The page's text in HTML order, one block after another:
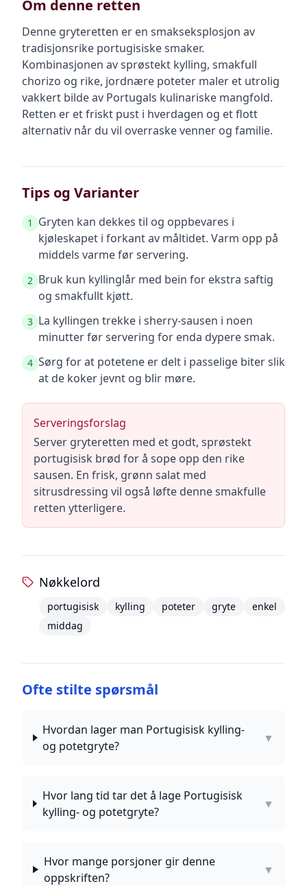
Om denne retten
Denne gryteretten er en smakseksplosjon av
tradisjonsrike portugisiske smaker.
Kombinasjonen av sprøstekt kylling, smakfull
chorizo og rike, jordnære poteter maler et utrolig
vakkert bilde av Portugals kulinariske mangfold.
Retten er et friskt pust i hverdagen og et flott
alternativ når du vil overraske venner og familie.
Tips og Varianter
1
Gryten kan dekkes til og oppbevares i
kjøleskapet i forkant av måltidet. Varm opp på
middels varme før servering.
2 Bruk kun kyllinglår med bein for ekstra saftig
og smakfullt kjøtt.
3 La kyllingen trekke i sherry-sausen i noen
minutter før servering for enda dypere smak.
4 Sørg for at potetene er delt i passelige biter slik
at de koker jevnt og blir møre.
Serveringsforslag
Server gryteretten med et godt, sprøstekt
portugisisk brød for å sope opp den rike
sausen. En frisk, grønn salat med
sitrusdressing vil også løfte denne smakfulle
retten ytterligere.
Nøkkelord
portugisisk kylling poteter gryte
enkel
middag
Ofte stilte spørsmål
Hvordan lager man Portugisisk kylling-
og potetgryte?
▼
Hvor lang tid tar det å lage Portugisisk
kylling- og potetgryte?
▼
Hvor mange porsjoner gir denne
oppskriften?
▼